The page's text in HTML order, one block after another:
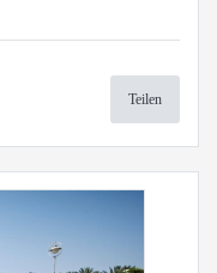
Teilen